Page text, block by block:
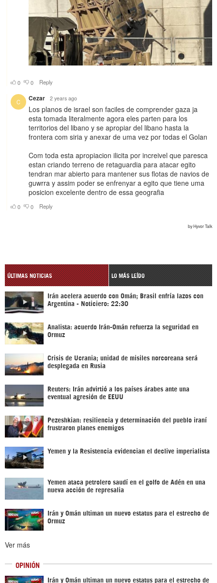
ÚLTIMAS NOTICIAS LO MÁS LEÍDO
Irán acelera acuerdo con Omán; Brasil enfría lazos con
Argentina - Noticiero: 22:30
Analista: acuerdo Irán-Omán refuerza la seguridad en
Ormuz
Crisis de Ucrania; unidad de misiles norcoreana será
desplegada en Rusia
Reuters: Irán advirtió a los países árabes ante una
eventual agresión de EEUU
Pezeshkian: resiliencia y determinación del pueblo iraní
frustraron planes enemigos
Yemen y la Resistencia evidencian el declive imperialista
Yemen ataca petrolero saudí en el golfo de Adén en una
nueva acción de represalia
Irán y Omán ultiman un nuevo estatus para el estrecho de
Ormuz
Ver más
OPINIÓN
Irán y Omán ultiman un nuevo estatus para el estrecho de